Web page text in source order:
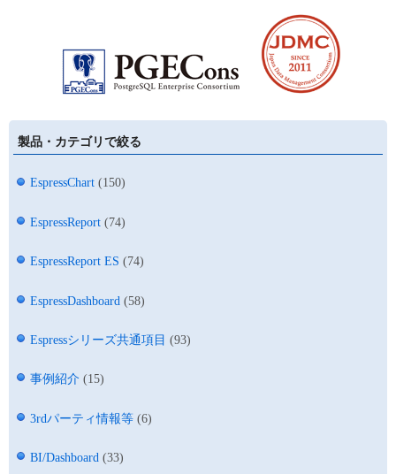
製品・カテゴリで絞る
EspressChart (150)
EspressReport (74)
EspressReport ES (74)
EspressDashboard (58)
Espressシリーズ共通項目 (93)
事例紹介 (15)
3rdパーティ情報等 (6)
BI/Dashboard (33)